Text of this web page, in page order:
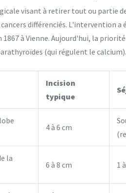
visant à retirer tout ou partie
différenciés. L'intervention a
à Vienne. Aujourd'hui, la
(qui régulent le calcium).
Incision
typique
4 à 6 cm
la
6 à 8 cm 1